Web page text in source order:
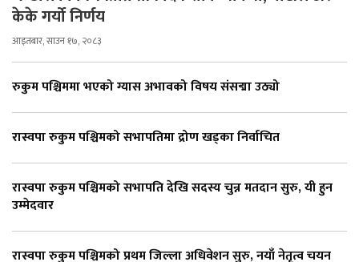
केके गर्यो निर्णय
आइतबार, साउन १७, २०८३
रुकुम पश्चिममा भएको ग्यास अभावको विषय संसद्मा उठ्यो
रास्वपा रुकुम पश्चिमको सभापतिमा द्रोण खड्का निर्वाचित
रास्वपा रुकुम पश्चिमको सभापति देखि सदस्य चुन्न मतदान सुरु, यी हुन
उम्मेदवार
रास्वपा रुकुम पश्चिमको प्रथम जिल्ला अधिवेशन सुरु, नयाँ नेतृत्व चयन